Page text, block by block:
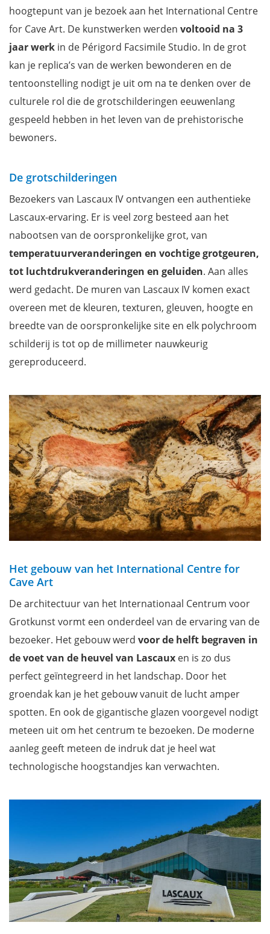
hoogtepunt van je bezoek aan het International Centre
for Cave Art. De kunstwerken werden voltooid na 3
jaar werk in de Périgord Facsimile Studio. In de grot
kan je replica’s van de werken bewonderen en de
tentoonstelling nodigt je uit om na te denken over de
culturele rol die de grotschilderingen eeuwenlang
gespeeld hebben in het leven van de prehistorische
bewoners.
De grotschilderingen
Bezoekers van Lascaux IV ontvangen een authentieke
Lascaux-ervaring. Er is veel zorg besteed aan het
nabootsen van de oorspronkelijke grot, van
temperatuurveranderingen en vochtige grotgeuren,
tot luchtdrukveranderingen en geluiden. Aan alles
werd gedacht. De muren van Lascaux IV komen exact
overeen met de kleuren, texturen, gleuven, hoogte en
breedte van de oorspronkelijke site en elk polychroom
schilderij is tot op de millimeter nauwkeurig
gereproduceerd.
Het gebouw van het International Centre for
Cave Art
De architectuur van het Internationaal Centrum voor
Grotkunst vormt een onderdeel van de ervaring van de
bezoeker. Het gebouw werd voor de helft begraven in
de voet van de heuvel van Lascaux en is zo dus
perfect geïntegreerd in het landschap. Door het
groendak kan je het gebouw vanuit de lucht amper
spotten. En ook de gigantische glazen voorgevel nodigt
meteen uit om het centrum te bezoeken. De moderne
aanleg geeft meteen de indruk dat je heel wat
technologische hoogstandjes kan verwachten.